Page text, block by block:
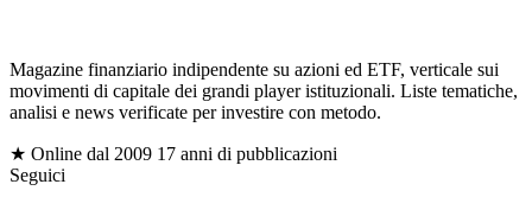
$
Magazine finanziario indipendente su azioni ed ETF, verticale sui
movimenti di capitale dei grandi player istituzionali. Liste tematiche,
analisi e news verificate per investire con metodo.
★ Online dal 2009 17 anni di pubblicazioni
Seguici